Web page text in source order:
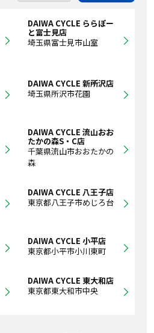
DAIWA CYCLE ららぽー
と富士見店
埼玉県富士見市山室
DAIWA CYCLE 新所沢店
埼玉県所沢市花園
DAIWA CYCLE 流山おお
たかの森S・C店
千葉県流山市おおたかの
森
DAIWA CYCLE 八王子店
東京都八王子市めじろ台
DAIWA CYCLE 小平店
東京都小平市小川東町
DAIWA CYCLE 東大和店
東京都東大和市中央